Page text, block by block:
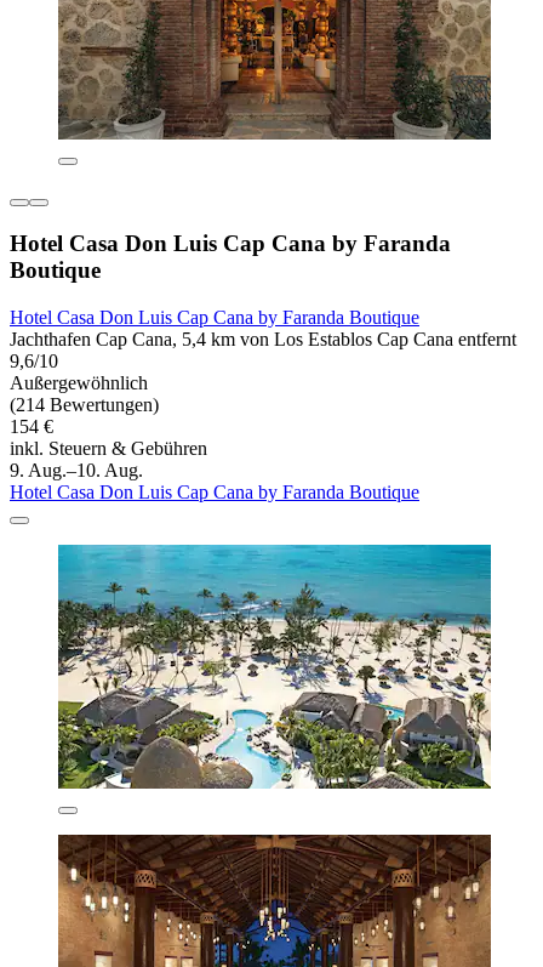
Hotel Casa Don Luis Cap Cana by Faranda
Boutique
Hotel Casa Don Luis Cap Cana by Faranda Boutique
Jachthafen Cap Cana, 5,4 km von Los Establos Cap Cana entfernt
9,6/10
Außergewöhnlich
(214 Bewertungen)
154 €
inkl. Steuern & Gebühren
9. Aug.–10. Aug.
Hotel Casa Don Luis Cap Cana by Faranda Boutique